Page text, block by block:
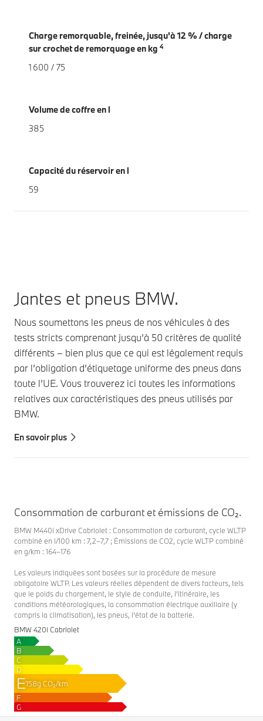
Charge remorquable, freinée, jusqu'à 12 % / charge
sur crochet de remorquage en kg 4
1 600 / 75
Volume de coffre en l
385
Capacité du réservoir en l
59
Jantes et pneus BMW.
Nous soumettons les pneus de nos véhicules à des
tests stricts comprenant jusqu’à 50 critères de qualité
différents – bien plus que ce qui est légalement requis
par l’obligation d’étiquetage uniforme des pneus dans
toute l’UE. Vous trouverez ici toutes les informations
relatives aux caractéristiques des pneus utilisés par
BMW.
En savoir plus
Consommation de carburant et émissions de CO₂.
BMW M440i xDrive Cabriolet : Consommation de carburant, cycle WLTP
combiné en l/100 km : 7,2–7,7 ; Émissions de CO2, cycle WLTP combiné
en g/km : 164–176
Les valeurs indiquées sont basées sur la procédure de mesure
obligatoire WLTP. Les valeurs réelles dépendent de divers facteurs, tels
que le poids du chargement, le style de conduite, l'itinéraire, les
conditions météorologiques, la consommation électrique auxiliaire (y
compris la climatisation), les pneus, l'état de la batterie.
BMW 420i Cabriolet
A
B
C
D
E158g CO₂/km
F
G